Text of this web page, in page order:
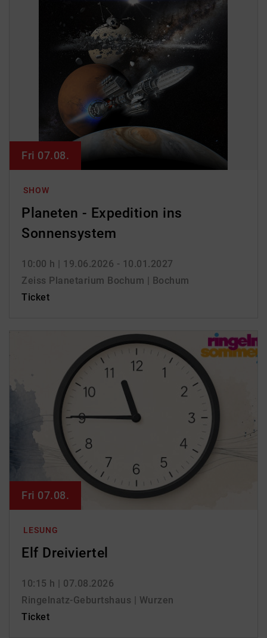
SHOW
Planeten - Expedition ins
Sonnensystem
10:00 h | 19.06.2026 - 10.01.2027
Zeiss Planetarium Bochum | Bochum
Ticket
Fri 07.08.
LESUNG
Elf Dreiviertel
10:15 h | 07.08.2026
Ringelnatz-Geburtshaus | Wurzen
Ticket
Fri 07.08.